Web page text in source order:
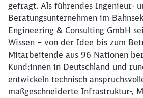
gefragt. Als führendes Ingenieur-
Beratungsunternehmen im
Engineering & Consulting GmbH
Wissen – von der Idee bis zum
Mitarbeitende aus 96 Nationen
Kund:innen in Deutschland und
entwickeln technisch
maßgeschneiderte Infrastruktur-,